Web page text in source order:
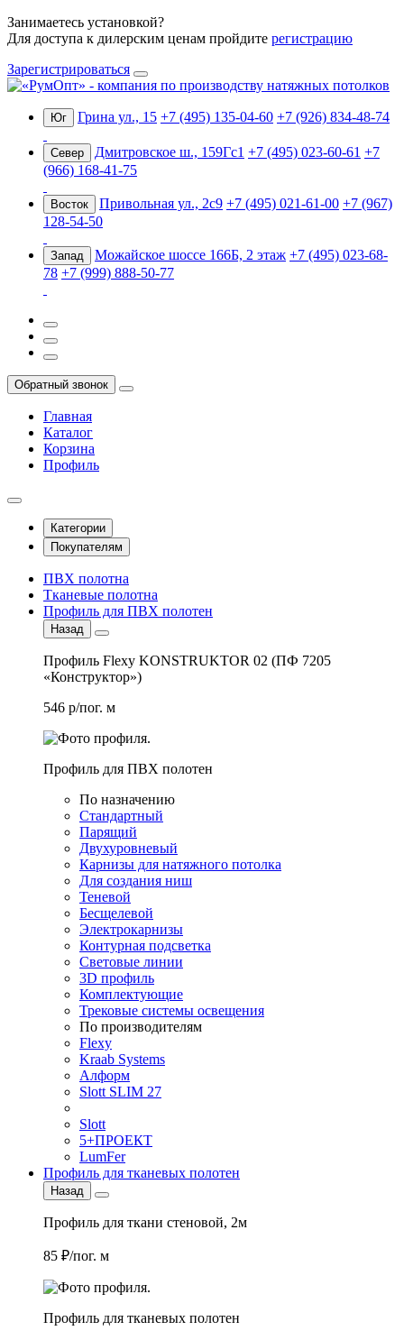
Занимаетесь установкой?
Для доступа к дилерским ценам пройдите регистрацию
Зарегистрироваться
Юг Грина ул., 15 +7 (495) 135-04-60 +7 (926) 834-48-74
Север Дмитровское ш., 159Гс1 +7 (495) 023-60-61 +7
(966) 168-41-75
Восток Привольная ул., 2с9 +7 (495) 021-61-00 +7 (967)
128-54-50
Запад Можайское шоссе 166Б, 2 этаж +7 (495) 023-68-
78 +7 (999) 888-50-77
Обратный звонок
Главная
Каталог
Корзина
Профиль
Категории
Покупателям
ПВХ полотна
Тканевые полотна
Профиль для ПВХ полотен
Назад
Профиль Flexy KONSTRUKTOR 02 (ПФ 7205
«Конструктор»)
546 р/пог. м
Профиль для ПВХ полотен
По назначению
Стандартный
Парящий
Двухуровневый
Карнизы для натяжного потолка
Для создания ниш
Теневой
Бесщелевой
Электрокарнизы
Контурная подсветка
Световые линии
3D профиль
Комплектующие
Трековые системы освещения
По производителям
Flexy
Kraab Systems
Алформ
Slott SLIM 27
Slott
5+ПРОЕКТ
LumFer
Профиль для тканевых полотен
Назад
Профиль для ткани стеновой, 2м
85 ₽/пог. м
Профиль для тканевых полотен